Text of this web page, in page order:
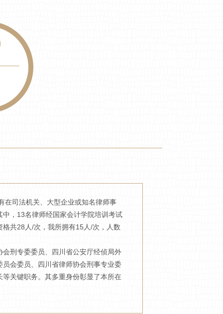
司法机关、大型企业或知名律师事
，13名律师经国家会计学院培训考试
共28人/次，我所拥有15人/次，人数
刑专委委员、四川省公安厅经侦局外
会委员、四川省律师协会刑事专业委
关键职务。其多重身份彰显了本所在